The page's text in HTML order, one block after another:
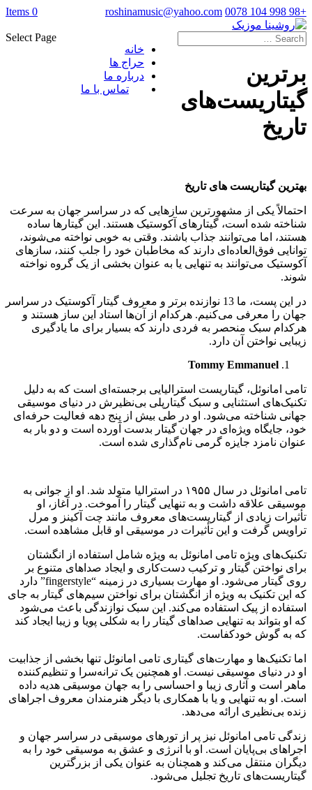
+98 998 104 0078
roshinamusic@yahoo.com
0 Items
خانه
حراج ها
درباره ما
تماس با ما
Select Page
برترین
گیتاریست‌های
تاریخ
بهترین گیتاریست های تاریخ
احتمالاً یکی از مشهورترین سازهایی که در سراسر جهان به سرعت
شناخته شده است، گیتارهای آکوستیک هستند. این گیتارها ساده
هستند، اما می‌توانند جذاب باشند. وقتی به خوبی نواخته می‌شوند،
توانایی فوق‌العاده‌ای دارند که مخاطبان خود را جلب کنند، سازهای
آکوستیک می‌توانند به تنهایی یا به عنوان بخشی از یک گروه نواخته
شوند.
در این پست، ما 13 نوازنده برتر و معروف گیتار آکوستیک در سراسر
جهان را معرفی می‌کنیم. هرکدام از آن‌ها استاد این ساز هستند و
هرکدام سبک منحصر به فردی دارند که بسیار برای ما یادگیری
زیبایی نواختن آن دارد.
Tommy Emmanuel
تامی امانوئل، گیتاریست استرالیایی برجسته‌ای است که به دلیل
تکنیک‌های استثنایی و سبک گیتارپلی بی‌نظیرش در دنیای موسیقی
جهانی شناخته می‌شود. او در طی بیش از پنج دهه فعالیت حرفه‌ای
خود، جایگاه ویژه‌ای در جهان گیتار بدست آورده است و دو بار به
عنوان نامزد جایزه گرمی نام‌گذاری شده است.
تامی امانوئل در سال ۱۹۵۵ در استرالیا متولد شد. او از جوانی به
موسیقی علاقه داشت و به تنهایی گیتار را آموخت. در آغاز، او
تأثیرات زیادی از گیتاریست‌های معروف مانند چت آکینز و مرل
تراویس گرفت و این تأثیرات در موسیقی او قابل مشاهده است.
تکنیک‌های ویژه تامی امانوئل به ویژه شامل استفاده از انگشتان
برای نواختن گیتار و ترکیب دست‌کاری و ایجاد صداهای متنوع بر
روی گیتار می‌شود. او مهارت بسیاری در زمینه “fingerstyle” دارد
که این تکنیک به ویژه از انگشتان برای نواختن سیم‌های گیتار به جای
استفاده از پیک استفاده می‌کند. این سبک نوازندگی باعث می‌شود
که او بتواند به تنهایی صداهای گیتار را به شکلی پویا و زیبا ایجاد کند
که به گوش خودکفاست.
اما تکنیک‌ها و مهارت‌های گیتاری تامی امانوئل تنها بخشی از جذابیت
او در دنیای موسیقی نیست. او همچنین یک ترانه‌سرا و تنظیم‌کننده
ماهر است و آثاری زیبا و احساسی را به جهان موسیقی هدیه داده
است. او به تنهایی و یا با همکاری با دیگر هنرمندان معروف اجراهای
زنده بی‌نظیری ارائه می‌دهد.
زندگی تامی امانوئل نیز پر از تورهای موسیقی در سراسر جهان و
اجراهای بی‌پایان است. او با انرژی و عشق به موسیقی خود را به
دیگران منتقل می‌کند و همچنان به عنوان یکی از بزرگترین
گیتاریست‌های تاریخ تجلیل می‌شود.